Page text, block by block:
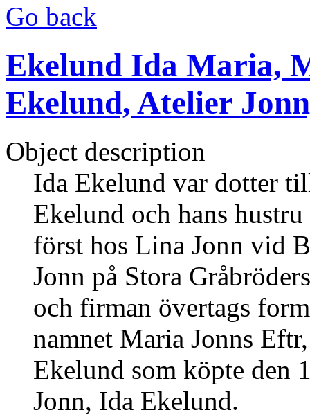
Go back
Ekelund Ida Maria,
Ekelund, Atelier
Object description
Ida Ekelund var dotter
Ekelund och hans
först hos Lina Jonn vid
Jonn på Stora
och firman övertags
namnet Maria Jonns
Ekelund som köpte den
Jonn, Ida Ekelund.